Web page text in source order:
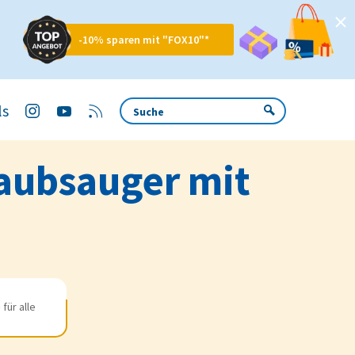
-10% sparen mit "FOX10"*
mit
für alle